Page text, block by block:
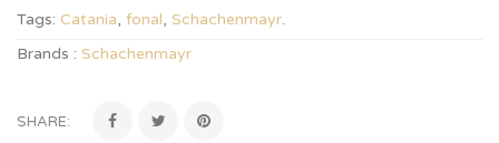
Tags: Catania, fonal, Schachenmayr.
Brands : Schachenmayr
SHARE: